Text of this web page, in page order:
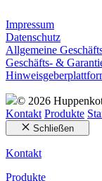
Impressum
Datenschutz
Allgemeine
Geschäfts- &
© 2026
Kontakt Produkte
Schließen
Kontakt
Produkte